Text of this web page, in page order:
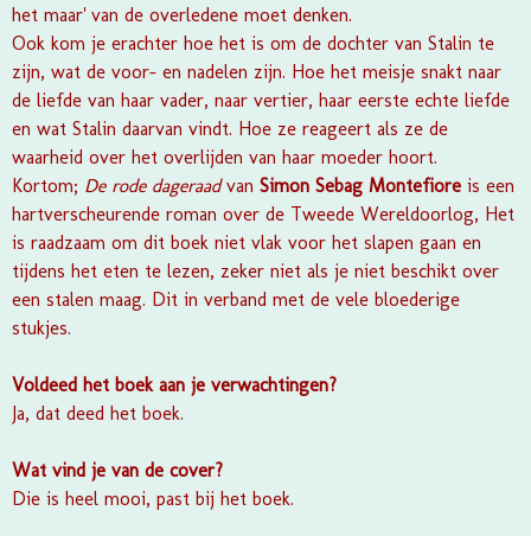
het maar' van de overledene moet denken.
Ook kom je erachter hoe het is om de dochter van Stalin te
zijn, wat de voor- en nadelen zijn. Hoe het meisje snakt naar
de liefde van haar vader, naar vertier, haar eerste echte liefde
en wat Stalin daarvan vindt. Hoe ze reageert als ze de
waarheid over het overlijden van haar moeder hoort.
Kortom; De rode dageraadvan Simon Sebag Montefiore is een
hartverscheurende roman over de Tweede Wereldoorlog, Het
is raadzaam om dit boek niet vlak voor het slapen gaan en
tijdens het eten te lezen, zeker niet als je niet beschikt over
een stalen maag. Dit in verband met de vele bloederige
stukjes.
Voldeed het boek aan je verwachtingen?
Ja, dat deed het boek.
Wat vind je van de cover?
Die is heel mooi, past bij het boek.